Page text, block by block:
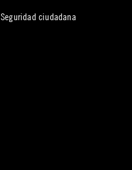
Seguridad ciudadana